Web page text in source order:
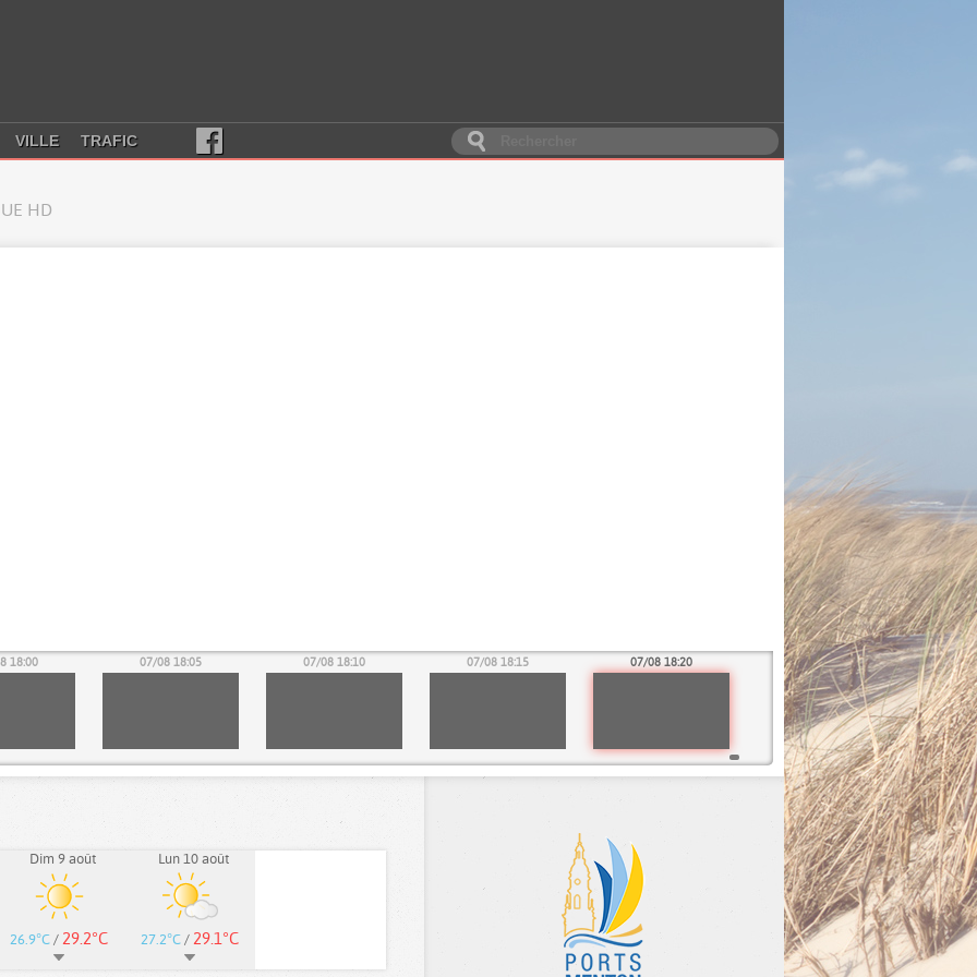
VILLE TRAFIC
HD
18:00 07/08 18:05 07/08 18:10 07/08 18:15 07/08 18:20
Dim 9 août
26.9°C / 29.2°C
Lun 10 août
27.2°C / 29.1°C